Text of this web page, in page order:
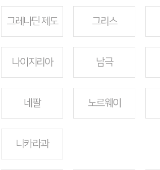
그레나딘 제도 그리스
나이지리아 남극
네팔 노르웨이
니카라과